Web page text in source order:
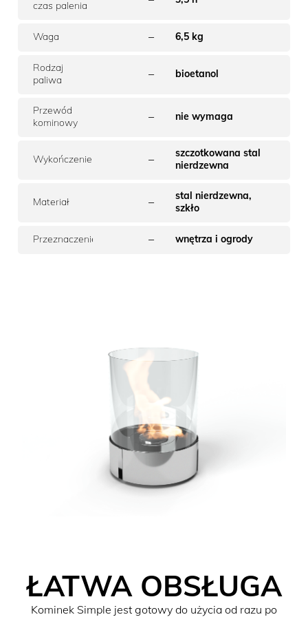
czas palenia
Waga – 6,5 kg
Rodzaj
paliwa
– bioetanol
Przewód
kominowy
– nie wymaga
Wykończenie –
szczotkowana stal
nierdzewna
Materiał –
stal nierdzewna,
szkło
Przeznaczenie – wnętrza i ogrody
ŁATWA OBSŁUGA
Kominek Simple jest gotowy do użycia od razu po